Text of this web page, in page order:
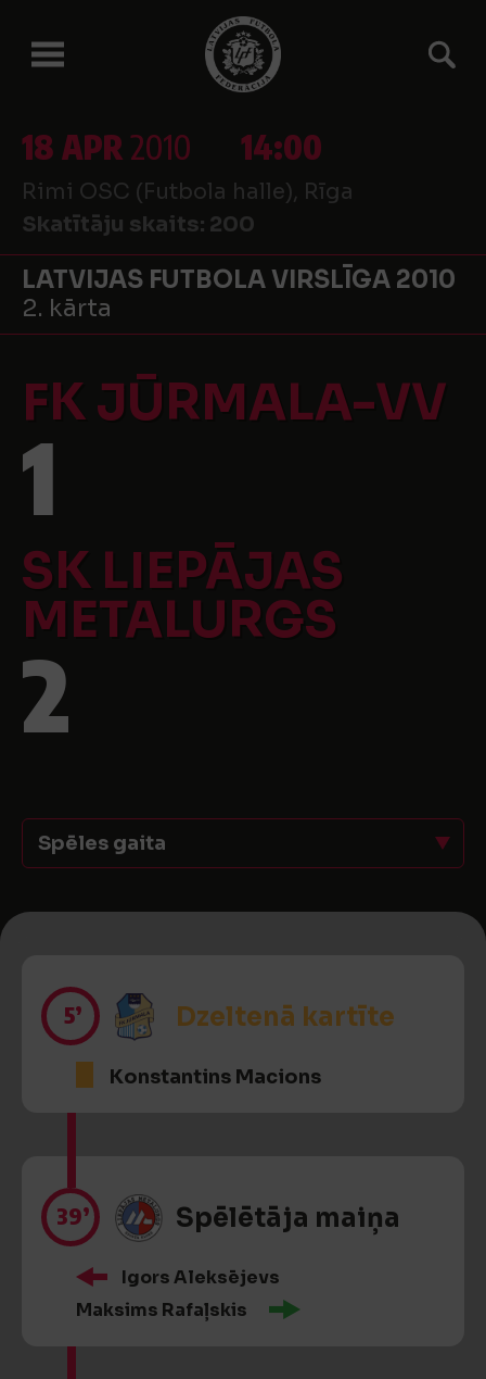
18 APR2010 14:00
Rimi OSC (Futbola halle), Rīga
Skatītāju skaits: 200
LATVIJAS FUTBOLA VIRSLĪGA 2010
2. kārta
FK JŪRMALA-VV
1
SK LIEPĀJAS
METALURGS
2
Spēles gaita
5’ Dzeltenā kartīte
Konstantins Macions
39’ Spēlētāja maiņa
Igors Aleksējevs
Maksims Rafaļskis